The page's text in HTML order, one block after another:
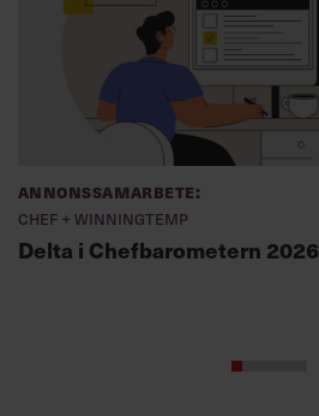
Annonssamarbete:
Chef + Winningtemp
Delta i Chefbarometern 2026